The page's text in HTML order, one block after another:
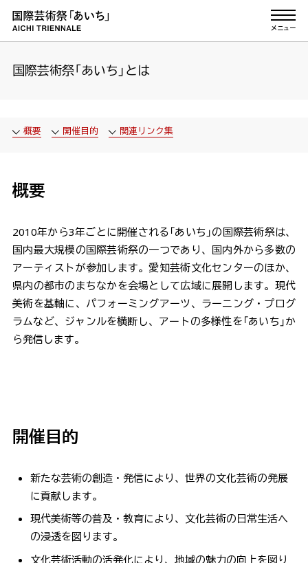
本文へ移動
メニュー
国際芸術祭「あいち」とは
アーカイブ
あいち2022
あいちトリエンナーレ2019
あいちトリエンナーレ2016
あいちトリエンナーレ2013
あいちトリエンナーレ2010
プレスリリース一覧
取材申込フォーム
国際芸術祭「あいち」とは
概要 開催目的 関連リンク集
概要
2010年から3年ごとに開催される「あいち」の国際芸術祭は、
国内最大規模の国際芸術祭の一つであり、国内外から多数の
アーティストが参加します。愛知芸術文化センターのほか、
県内の都市のまちなかを会場として広域に展開します。現代
美術を基軸に、パフォーミングアーツ、ラーニング・プログ
ラムなど、ジャンルを横断し、アートの多様性を「あいち」か
ら発信します。
開催目的
新たな芸術の創造・発信により、世界の文化芸術の発展
に貢献します。
現代美術等の普及・教育により、文化芸術の日常生活へ
の浸透を図ります。
文化芸術活動の活発化により、地域の魅力の向上を図り